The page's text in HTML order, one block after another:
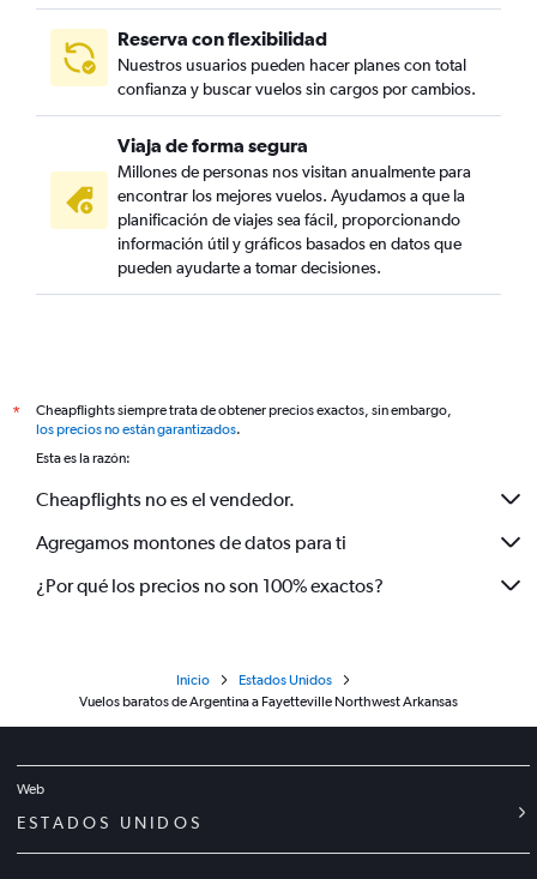
Reserva con flexibilidad
Nuestros usuarios pueden hacer planes con total
confianza y buscar vuelos sin cargos por cambios.
Viaja de forma segura
Millones de personas nos visitan anualmente para
encontrar los mejores vuelos. Ayudamos a que la
planificación de viajes sea fácil, proporcionando
información útil y gráficos basados en datos que
pueden ayudarte a tomar decisiones.
*
Cheapflights siempre trata de obtener precios exactos, sin embargo,
los precios no están garantizados.
Esta es la razón:
Cheapflights no es el vendedor.
Agregamos montones de datos para ti
¿Por qué los precios no son 100% exactos?
Inicio
Estados Unidos
Vuelos baratos de Argentina a Fayetteville Northwest Arkansas
Web
ESTADOS UNIDOS